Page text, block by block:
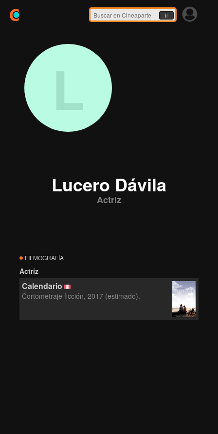
Ir
L
Lucero Dávila
Actriz
FILMOGRAFÍA
Actriz
Calendario
Cortometraje ficción, 2017 (estimado).